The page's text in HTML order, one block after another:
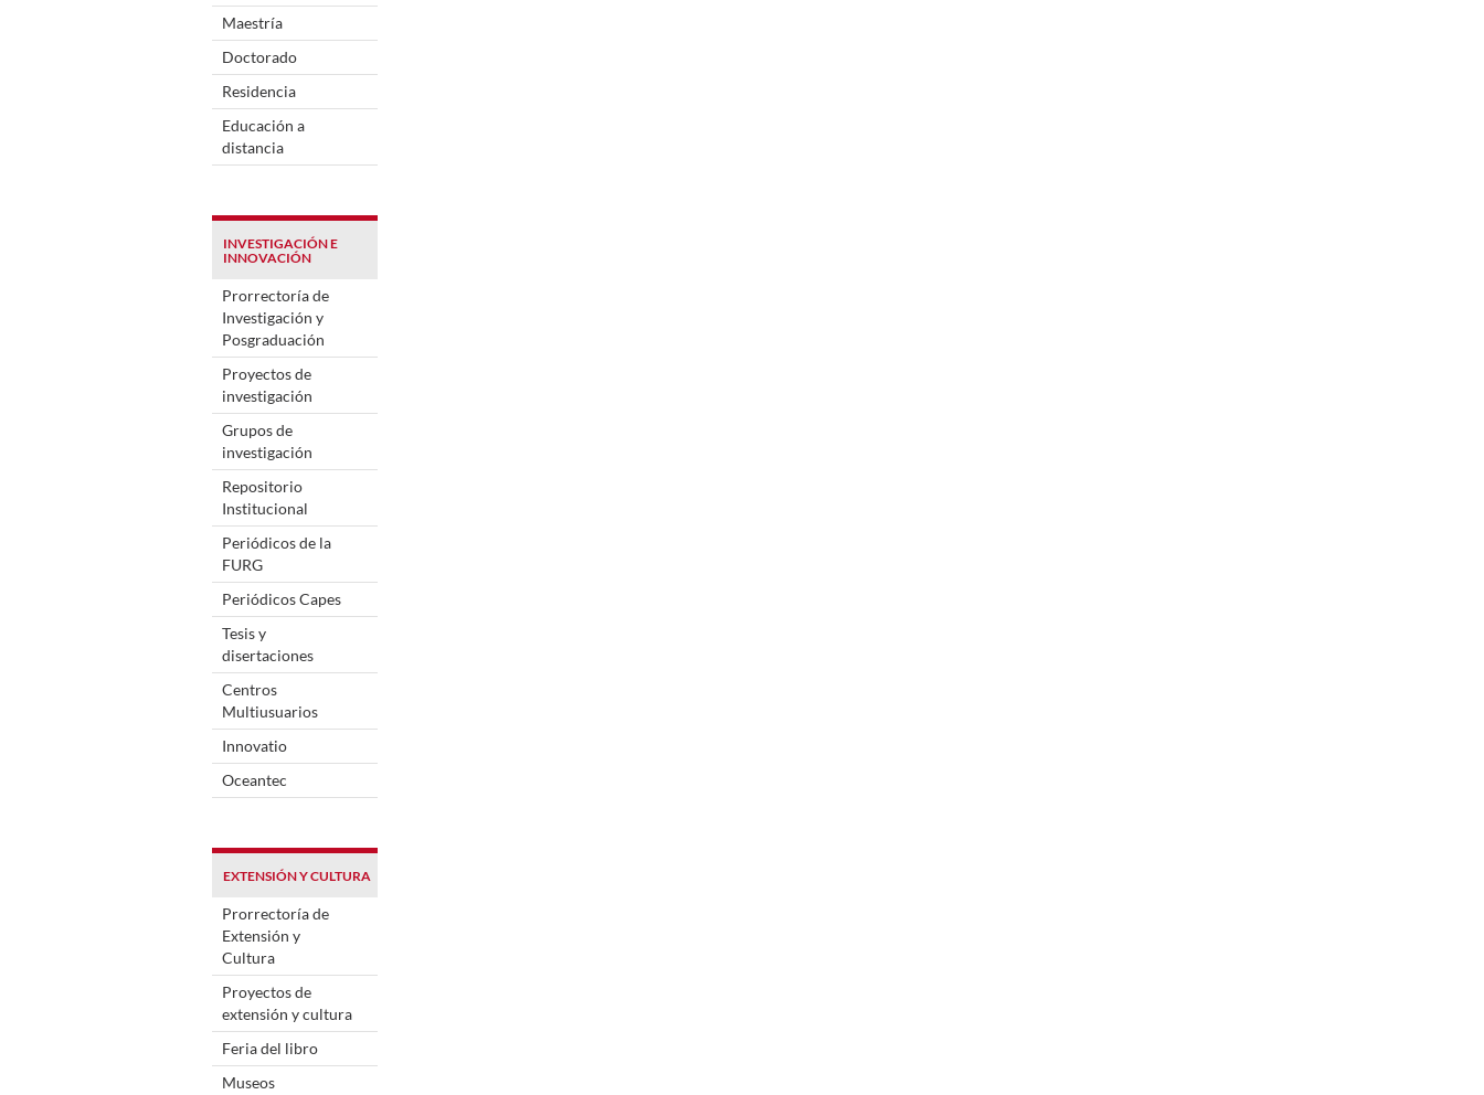
Maestría
Doctorado
Residencia
Educación a
distancia
INVESTIGACIÓN E
INNOVACIÓN
Prorrectoría de
Investigación y
Posgraduación
Proyectos de
investigación
Grupos de
investigación
Repositorio
Institucional
Periódicos de la
FURG
Periódicos Capes
Tesis y
disertaciones
Centros
Multiusuarios
Innovatio
Oceantec
EXTENSIÓN Y CULTURA
Prorrectoría de
Extensión y
Cultura
Proyectos de
extensión y cultura
Feria del libro
Museos